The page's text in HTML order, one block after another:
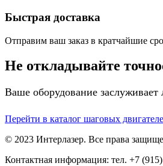
Быстрая доставка
Отправим ваш заказ в кратчайшие
Не откладывайте
Ваше оборудование
Перейти в каталог шаговых
© 2023 Интерлазер. Все права
Контактная информация: тел. +7